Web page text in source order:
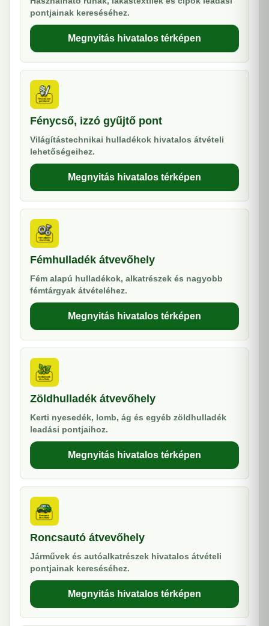
pontjainak kereséséhez.
Megnyitás hivatalos térképen
Fénycső, izzó gyűjtő pont
Világítástechnikai hulladékok hivatalos átvételi
lehetőségeihez.
Megnyitás hivatalos térképen
Fémhulladék átvevőhely
Fém alapú hulladékok, alkatrészek és nagyobb
fémtárgyak átvételéhez.
Megnyitás hivatalos térképen
Zöldhulladék átvevőhely
Kerti nyesedék, lomb, ág és egyéb zöldhulladék
leadási pontjaihoz.
Megnyitás hivatalos térképen
Roncsautó átvevőhely
Járművek és autóalkatrészek hivatalos átvételi
pontjainak kereséséhez.
Megnyitás hivatalos térképen